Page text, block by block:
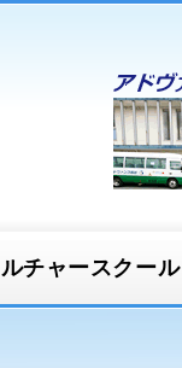
チャースクール